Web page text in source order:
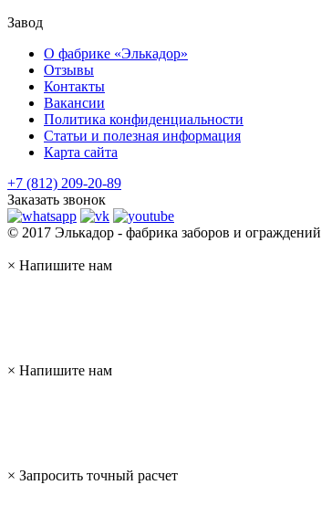
Завод
О фабрике «Элькадор»
Отзывы
Контакты
Вакансии
Политика конфиденциальности
Статьи и полезная информация
Карта сайта
+7 (812) 209-20-89
Заказать звонок
© 2017 Элькадор - фабрика заборов и ограждений
× Напишите нам
× Напишите нам
× Запросить точный расчет